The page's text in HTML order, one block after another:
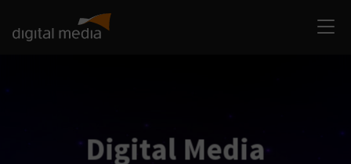
Digital Media